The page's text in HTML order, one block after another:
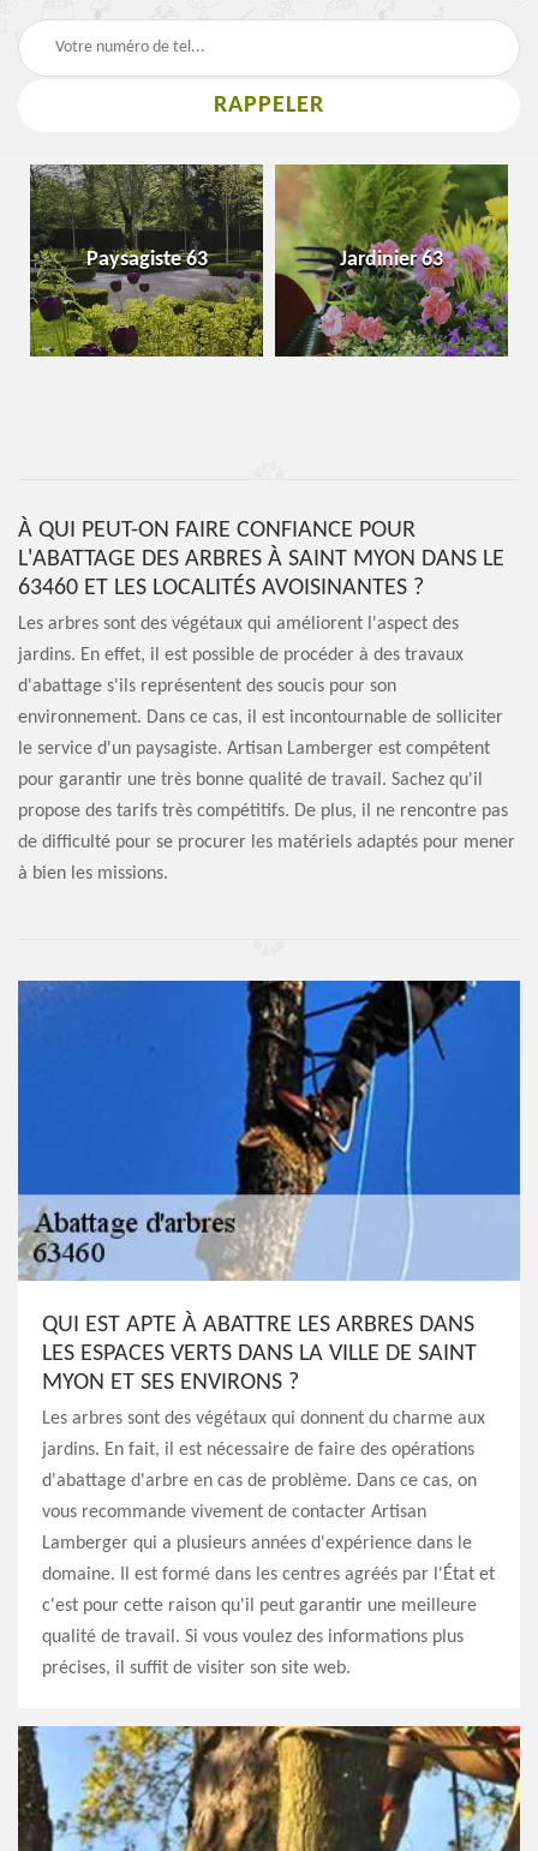
Paysagiste 63 Jardinier 63
À QUI PEUT-ON FAIRE CONFIANCE POUR
L'ABATTAGE DES ARBRES À SAINT MYON DANS LE
63460 ET LES LOCALITÉS AVOISINANTES ?
Les arbres sont des végétaux qui améliorent l'aspect des
jardins. En effet, il est possible de procéder à des travaux
d'abattage s'ils représentent des soucis pour son
environnement. Dans ce cas, il est incontournable de solliciter
le service d'un paysagiste. Artisan Lamberger est compétent
pour garantir une très bonne qualité de travail. Sachez qu'il
propose des tarifs très compétitifs. De plus, il ne rencontre pas
de difficulté pour se procurer les matériels adaptés pour mener
à bien les missions.
QUI EST APTE À ABATTRE LES ARBRES DANS
LES ESPACES VERTS DANS LA VILLE DE SAINT
MYON ET SES ENVIRONS ?
Les arbres sont des végétaux qui donnent du charme aux
jardins. En fait, il est nécessaire de faire des opérations
d'abattage d'arbre en cas de problème. Dans ce cas, on
vous recommande vivement de contacter Artisan
Lamberger qui a plusieurs années d'expérience dans le
domaine. Il est formé dans les centres agréés par l'État et
c'est pour cette raison qu'il peut garantir une meilleure
qualité de travail. Si vous voulez des informations plus
précises, il suffit de visiter son site web.